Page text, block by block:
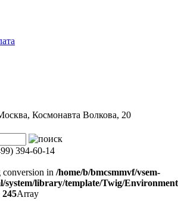
Космонавта Волкова, 20
394-60-14
in /home/b/bmcsmmvf/vsem-
system/library/template/Twig/
245Array